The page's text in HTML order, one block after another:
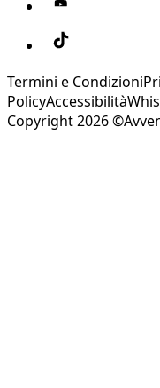
Termini e Condizioni
PolicyAccessibilità
Copyright 2026